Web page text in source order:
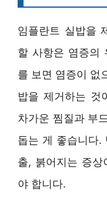
임플란트 실밥을
할 사항은 염증의
를 보면 염증이 없
밥을 제거하는 것
차가운 찜질과 부
돕는 게 좋습니다.
출, 붉어지는 증상
야 합니다.